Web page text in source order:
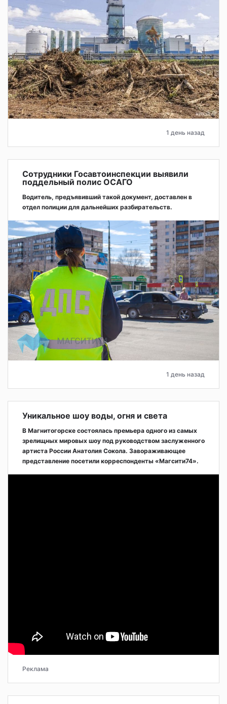
1 день назад
Сотрудники Госавтоинспекции выявили
поддельный полис ОСАГО
Водитель, предъявивший такой документ, доставлен в
отдел полиции для дальнейших разбирательств.
1 день назад
Уникальное шоу воды, огня и света
В Магнитогорске состоялась премьера одного из самых
зрелищных мировых шоу под руководством заслуженного
артиста России Анатолия Сокола. Завораживающее
представление посетили корреспонденты «Магсити74».
Реклама